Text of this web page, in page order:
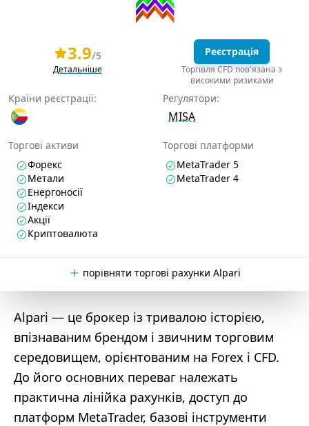
3.9/5
Детальніше
Реєстрація
Торгівля CFD пов'язана з
високими ризиками
Країни реєстрації: Регулятори:
MISA
Торгові активи
Форекс
Метали
Енергоносії
Індекси
Акції
Криптовалюта
Торгові платформи
MetaTrader 5
MetaTrader 4
порівняти торгові рахунки Alpari
Alpari — це брокер із тривалою історією,
впізнаваним брендом і звичним торговим
середовищем, орієнтованим на Forex і CFD.
До його основних переваг належать
практична лінійка рахунків, доступ до
платформ MetaTrader, базові інструменти